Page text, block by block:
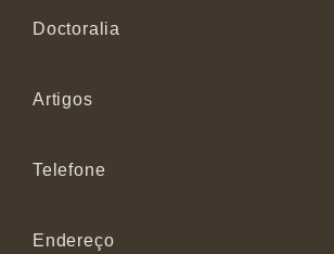
Doctoralia
Artigos
Telefone
Endereço